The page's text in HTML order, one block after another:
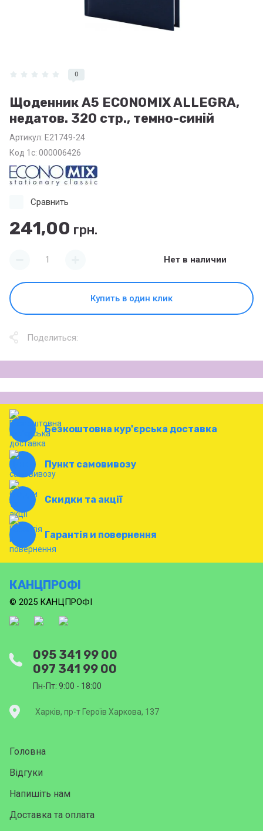
0
Щоденник А5 ECONOMIX ALLEGRA,
недатов. 320 стр., темно-синій
Артикул: E21749-24
Код 1с: 000006426
241,00 грн.
Сравнить
Нет в наличии
Купить в один клик
Поделиться:
Безкоштовна кур'єрська доставка
Пункт самовивозу
Скидки та акції
Гарантія и повернення
КАНЦПРОФІ
© 2025 КАНЦПРОФІ
095 341 99 00
097 341 99 00
Пн-Пт: 9:00 - 18:00
Харків, пр-т Героїв Харкова, 137
Головна
Відгуки
Напишіть нам
Доставка та оплата